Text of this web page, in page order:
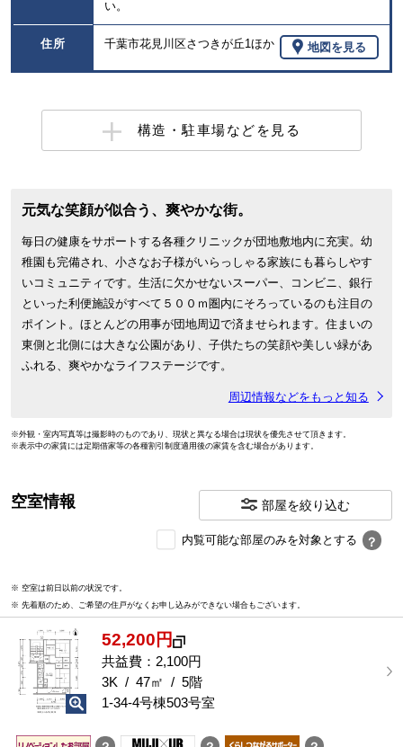
い。
住所 千葉市花見川区さつきが丘1ほか 地図を見る
構造・駐車場などを見る
元気な笑顔が似合う、爽やかな街。
毎日の健康をサポートする各種クリニックが団地敷地内に充実。幼
稚園も完備され、小さなお子様がいらっしゃる家族にも暮らしやす
いコミュニティです。生活に欠かせないスーパー、コンビニ、銀行
といった利便施設がすべて５００ｍ圏内にそろっているのも注目の
ポイント。ほとんどの用事が団地周辺で済ませられます。住まいの
東側と北側には大きな公園があり、子供たちの笑顔や美しい緑があ
ふれる、爽やかなライフステージです。
周辺情報などをもっと知る
※外観・室内写真等は撮影時のものであり、現状と異なる場合は現状を優先させて頂きます。
※表示中の家賃には定期借家等の各種割引制度適用後の家賃を含む場合があります。
空室情報 部屋を絞り込む
な
屋
を
選
択
す
内覧可能な部屋のみを対象とする ？
※ 空室は前日以前の状況です。
※ 先着順のため、ご希望の住戸がなくお申し込みができない場合もございます。
52,200円
共益費：2,100円
3K / 47㎡ / 5階
1-34-4号棟503号室